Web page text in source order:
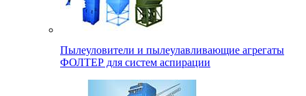
Пылеуловители и пылеулавливающие агрегаты
ФОЛТЕР для систем аспирации